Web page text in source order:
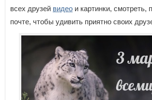
всех друзей видео и картинки, смотреть,
почте, чтобы удивить приятно своих